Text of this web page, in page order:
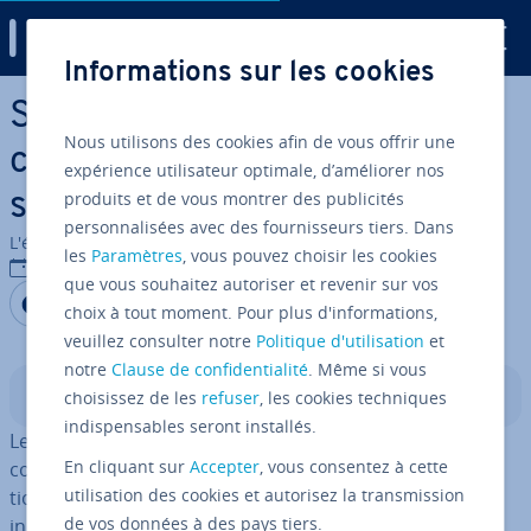
Aller au contenu principal
Su­per­vi­sed Learning : qu’est-
ce que l’ap­pren­tis­sage
supervisé ?
L'équipe édi­to­riale IONOS
16/09/2025
Partager sur Facebook
Partager sur Twitter
Partager sur LinkedIn
Sommaire
Le Su­per­vi­sed Learning , ou ap­pren­tis­sage supervisé,
consiste à entraîner un modèle d’IA à faire des pré­dic­
tions ou des clas­si­fi­ca­tions pour de nouvelles données
Informations sur les cookies
Nous utilisons des cookies afin de vous offrir une
expérience utilisateur optimale, d’améliorer nos
produits et de vous montrer des publicités
personnalisées avec des fournisseurs tiers. Dans
les Paramètres, vous pouvez choisir les cookies
que vous souhaitez autoriser et revenir sur vos
choix à tout moment. Pour plus d'informations,
veuillez consulter notre Politique d'utilisation et
notreClause de confidentialité. Même si vous
choisissez de les refuser, les cookies techniques
indispensables seront installés.
En cliquant surAccepter, vous consentez à cette
utilisation des cookies et autorisez la transmission
de vos données à des pays tiers.